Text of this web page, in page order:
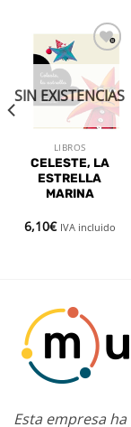
Añadir
a la
lista de
deseos
SIN EXISTENCIAS
LIBROS
CELESTE, LA
ESTRELLA
MARINA
6,10€ IVA incluido
Esta empresa